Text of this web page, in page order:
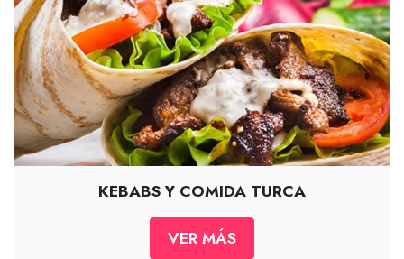
KEBABS Y COMIDA TURCA
VER MÁS